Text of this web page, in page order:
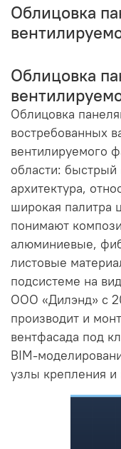
Облицовка
Облицовка
Облицовка
востребованных
вентилируемого
области:
архитектура,
широкая палитра
понимают
алюминиевые,
листовые
подсистеме на
ООО «Дилэнд» с
производит и
вентфасада под
BIM-
узлы крепления и